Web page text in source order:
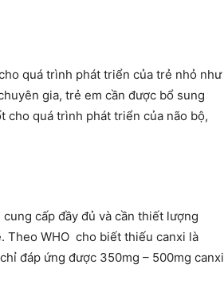
quá trình phát triển của trẻ nhỏ như
gia, trẻ em cần được bổ sung
cho quá trình phát triển của não bộ,
cấp đầy đủ và cần thiết lượng
Theo WHO cho biết thiếu canxi là
đáp ứng được 350mg – 500mg canxi